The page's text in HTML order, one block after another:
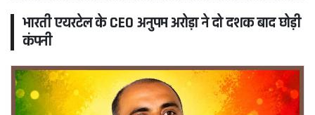
भारती एयरटेल के CEO अनुपम अरोड़ा ने दो दशक बाद छोड़ी
कंपनी